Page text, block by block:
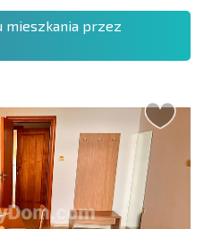
mieszkania przez